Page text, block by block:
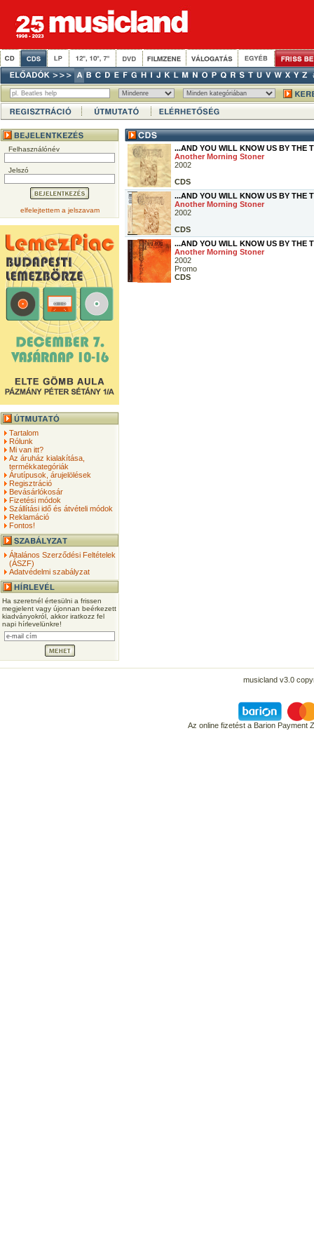
Felhasználónév
Jelszó
elfelejtettem a jelszavam
Tartalom
Rólunk
Mi van itt?
Az áruház kialakítása,
termékkategóriák
Árutípusok, árujelölések
Regisztráció
Bevásárlókosár
Fizetési módok
Szállítási idő és átvételi módok
Reklamáció
Fontos!
Általános Szerződési Feltételek
(ÁSZF)
Adatvédelmi szabályzat
Ha szeretnél értesülni a frissen
megjelent vagy újonnan beérkezett
kiadványokról, akkor iratkozz fel
napi hírlevelünkre!
...AND YOU WILL KNOW US BY THE
Another Morning Stoner
2002
CDS
...AND YOU WILL KNOW US BY THE
Another Morning Stoner
2002
CDS
...AND YOU WILL KNOW US BY THE
Another Morning Stoner
2002
Promo
CDS
musicland v3.0
Az online fizetést a Barion Payment